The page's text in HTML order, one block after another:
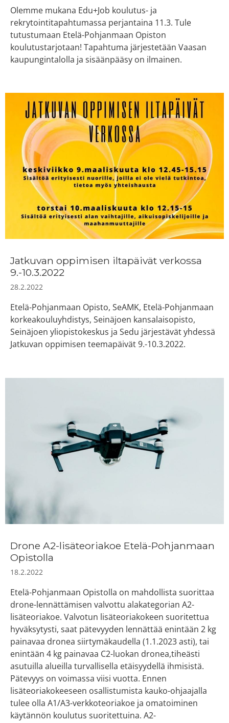
Olemme mukana Edu+Job koulutus- ja
rekrytointitapahtumassa perjantaina 11.3. Tule
tutustumaan Etelä-Pohjanmaan Opiston
koulutustarjotaan! Tapahtuma järjestetään Vaasan
kaupungintalolla ja sisäänpääsy on ilmainen.
Jatkuvan oppimisen iltapäivät verkossa
9.-10.3.2022
28.2.2022
Etelä-Pohjanmaan Opisto, SeAMK, Etelä-Pohjanmaan
korkeakouluyhdistys, Seinäjoen kansalaisopisto,
Seinäjoen yliopistokeskus ja Sedu järjestävät yhdessä
Jatkuvan oppimisen teemapäivät 9.-10.3.2022.
Drone A2-lisäteoriakoe Etelä-Pohjanmaan
Opistolla
18.2.2022
Etelä-Pohjanmaan Opistolla on mahdollista suorittaa
drone-lennättämisen valvottu alakategorian A2-
lisäteoriakoe. Valvotun lisäteoriakokeen suoritettua
hyväksytysti, saat pätevyyden lennättää enintään 2 kg
painavaa dronea siirtymäkaudella (1.1.2023 asti), tai
enintään 4 kg painavaa C2-luokan dronea,tiheästi
asutuilla alueilla turvallisella etäisyydellä ihmisistä.
Pätevyys on voimassa viisi vuotta. Ennen
lisäteoriakokeeseen osallistumista kauko-ohjaajalla
tulee olla A1/A3-verkkoteoriakoe ja omatoiminen
käytännön koulutus suoritettuina. A2-